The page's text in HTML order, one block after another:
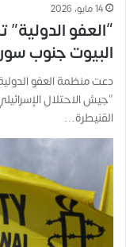
14 مايو، 2026
“العفو
البيوت جنوب
دعت منظمة العفو
“جيش الاحتلال
القنيطرة…